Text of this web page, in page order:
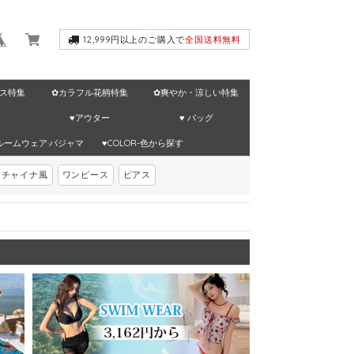
12,999円以上のご購入で全国送料無料
特集 ✿カラフル花柄特集 ✿爽やか・涼しい特集
♥アウター ♥ バッグ
ムウェア·パジャマ ♥COLOR-色から探す
チャイナ風 ワンピース ピアス